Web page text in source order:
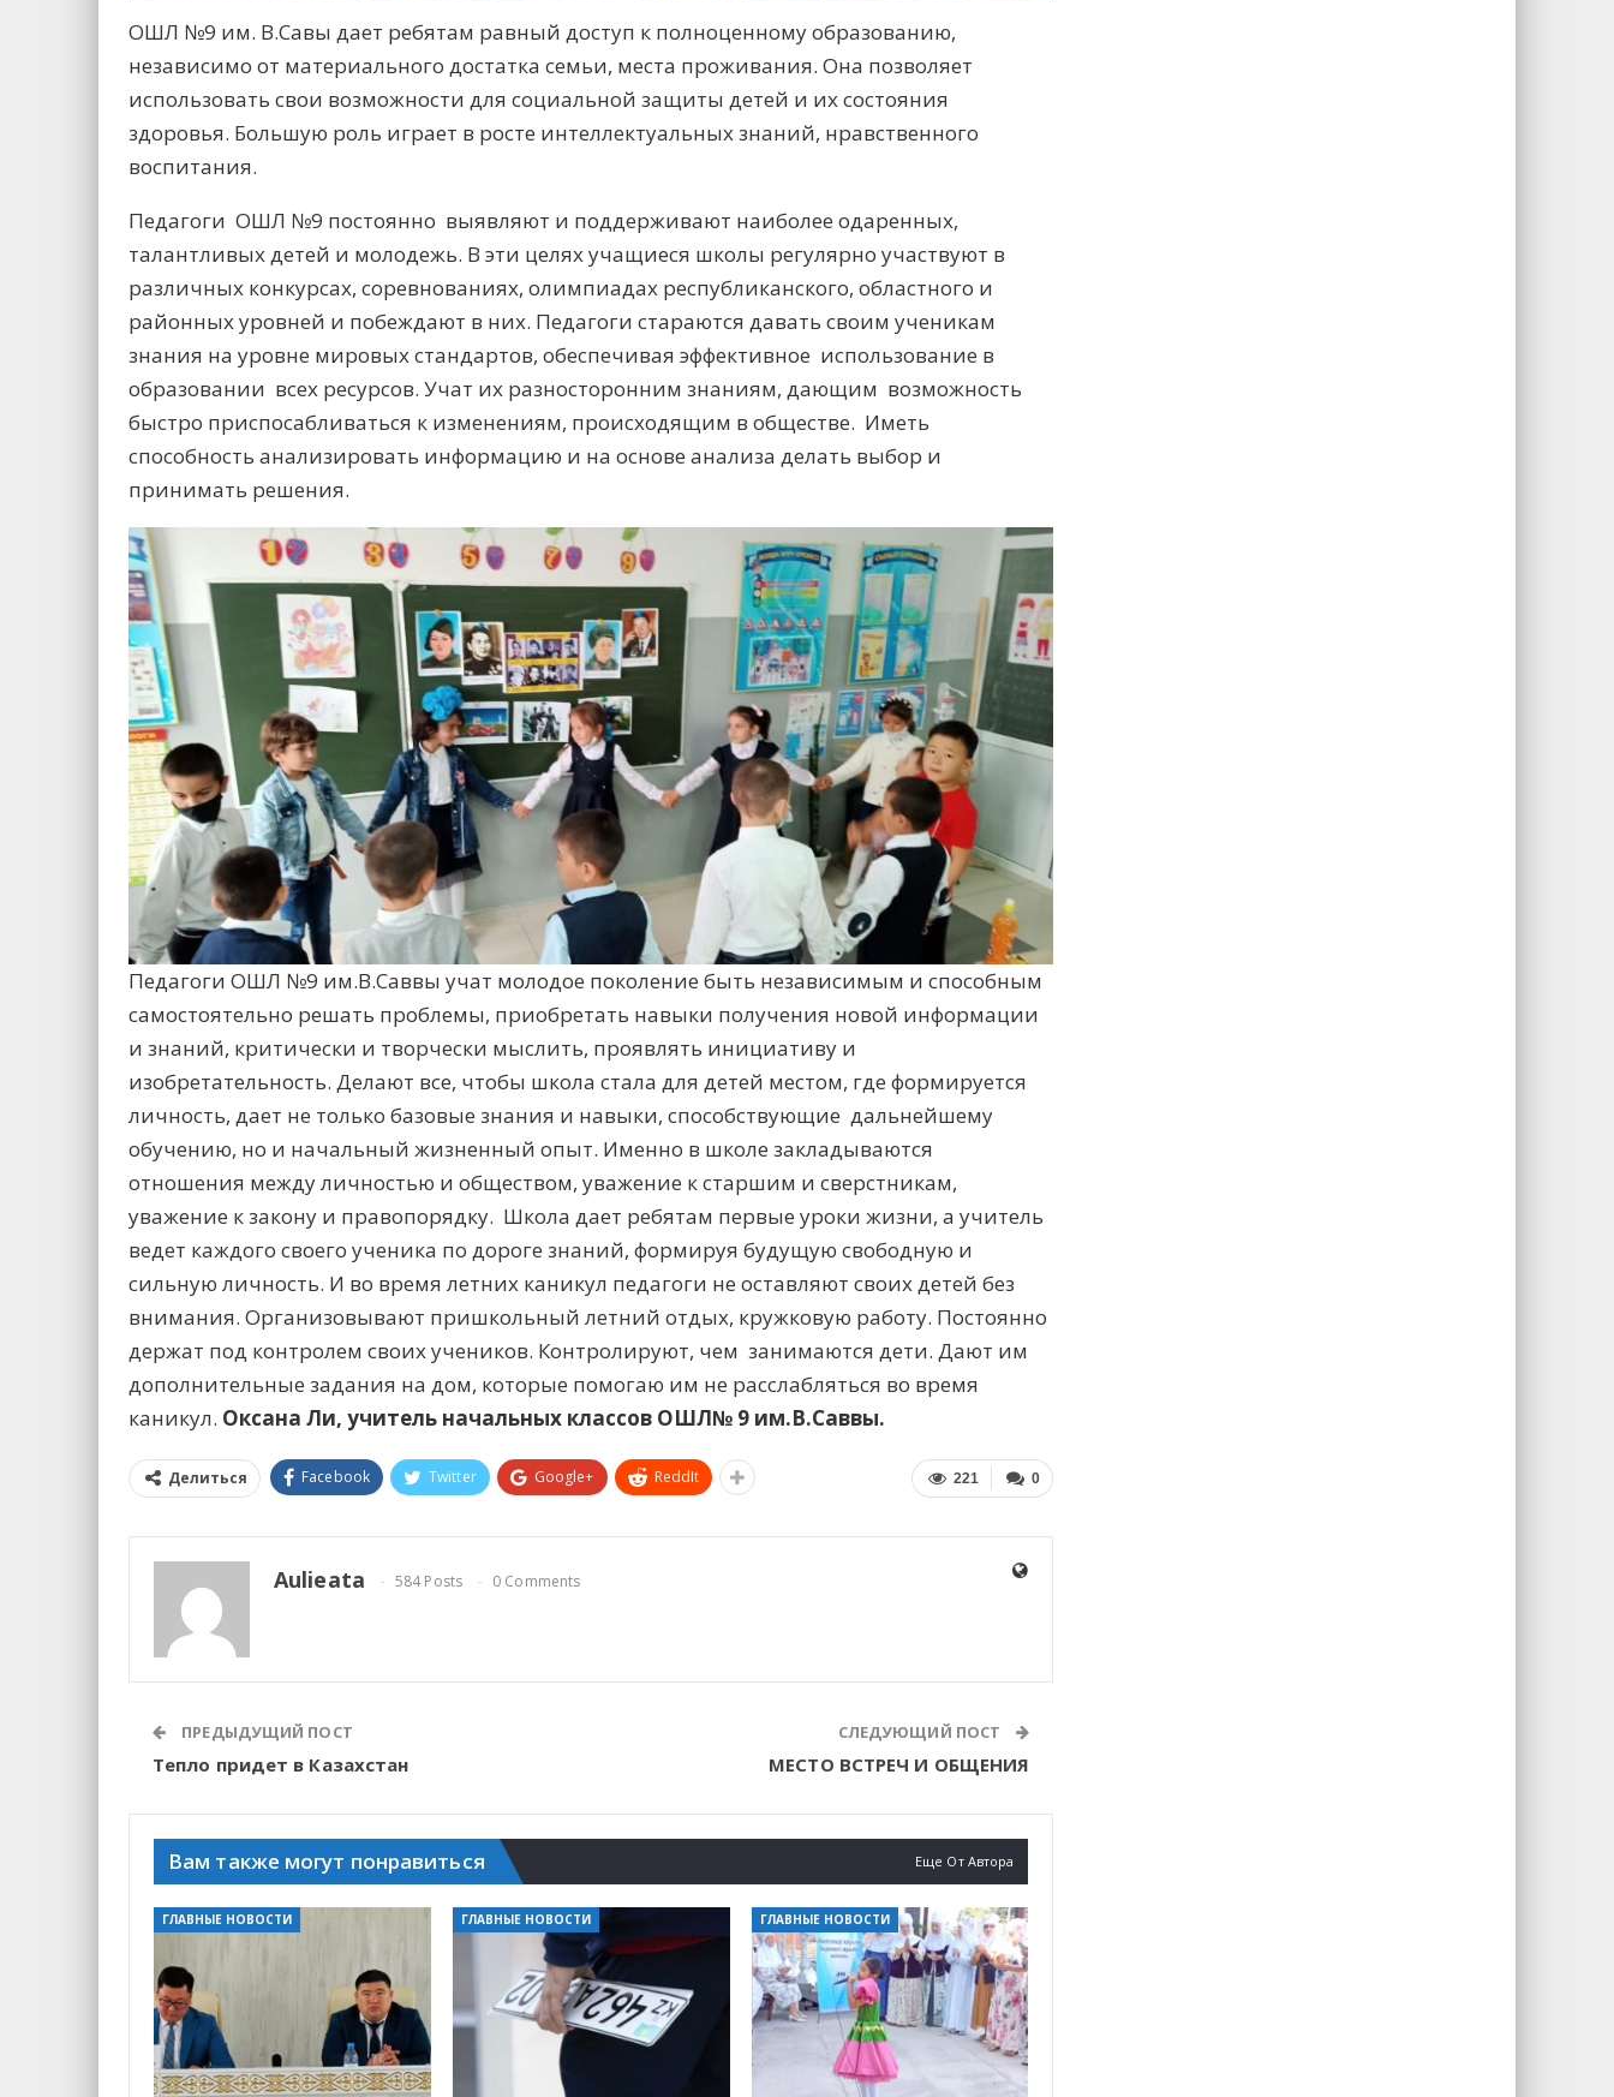
ОШЛ №9 им. В.Савы дает ребятам равный доступ к полноценному образованию,
независимо от материального достатка семьи, места проживания. Она позволяет
использовать свои возможности для социальной защиты детей и их состояния
здоровья. Большую роль играет в росте интеллектуальных знаний, нравственного
воспитания.
Педагоги ОШЛ №9 постоянно выявляют и поддерживают наиболее одаренных,
талантливых детей и молодежь. В эти целях учащиеся школы регулярно участвуют в
различных конкурсах, соревнованиях, олимпиадах республиканского, областного и
районных уровней и побеждают в них. Педагоги стараются давать своим ученикам
знания на уровне мировых стандартов, обеспечивая эффективное использование в
образовании всех ресурсов. Учат их разносторонним знаниям, дающим возможность
быстро приспосабливаться к изменениям, происходящим в обществе. Иметь
способность анализировать информацию и на основе анализа делать выбор и
принимать решения.
Педагоги ОШЛ №9 им.В.Саввы учат молодое поколение быть независимым и способным
самостоятельно решать проблемы, приобретать навыки получения новой информации
и знаний, критически и творчески мыслить, проявлять инициативу и
изобретательность. Делают все, чтобы школа стала для детей местом, где формируется
личность, дает не только базовые знания и навыки, способствующие дальнейшему
обучению, но и начальный жизненный опыт. Именно в школе закладываются
отношения между личностью и обществом, уважение к старшим и сверстникам,
уважение к закону и правопорядку. Школа дает ребятам первые уроки жизни, а учитель
ведет каждого своего ученика по дороге знаний, формируя будущую свободную и
сильную личность. И во время летних каникул педагоги не оставляют своих детей без
внимания. Организовывают пришкольный летний отдых, кружковую работу. Постоянно
держат под контролем своих учеников. Контролируют, чем занимаются дети. Дают им
дополнительные задания на дом, которые помогаю им не расслабляться во время
каникул. Оксана Ли, учитель начальных классов ОШЛ№ 9 им.В.Саввы.
0
221
Делиться Facebook Twitter Google+ ReddIt
Aulieata 584 Posts 0 Comments
ПРЕДЫДУЩИЙ ПОСТ
Тепло придет в Казахстан
СЛЕДУЮЩИЙ ПОСТ
МЕСТО ВСТРЕЧ И ОБЩЕНИЯ
Вам также могут понравиться Еще От Автора
ГЛАВНЫЕ НОВОСТИ ГЛАВНЫЕ НОВОСТИ ГЛАВНЫЕ НОВОСТИ